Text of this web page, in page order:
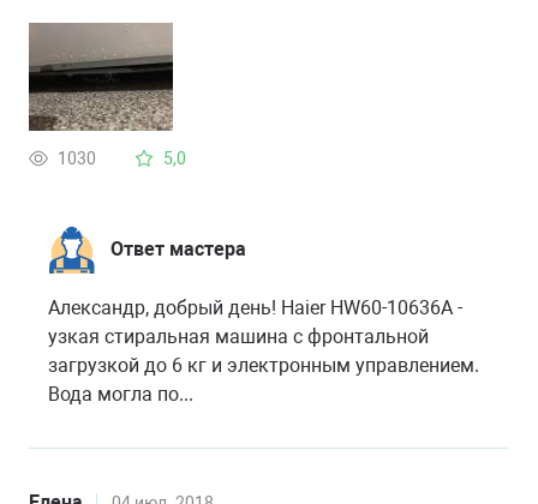
1030 5,0
Ответ мастера
Александр, добрый день! Haier HW60-10636A -
узкая стиральная машина с фронтальной
загрузкой до 6 кг и электронным управлением.
Вода могла по...